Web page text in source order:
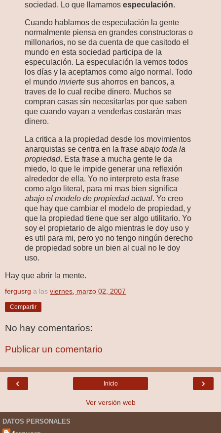
sociedad. Lo que llamamos especulación.
Cuando hablamos de especulación la gente
normalmente piensa en grandes constructoras o
millonarios, no se da cuenta de que casitodo el
mundo en esta sociedad participa de la
especulación. La especulación la vemos todos
los días y la aceptamos como algo normal. Todo
el mundo invierte sus ahorros en bancos, a
traves de lo cual recibe dinero. Muchos se
compran casas sin necesitarlas por que saben
que cuando vayan a venderlas costarán mas
dinero.
La critica a la propiedad desde los movimientos
anarquistas se centra en la frase abajo toda la
propiedad. Esta frase a mucha gente le da
miedo, lo que le impide generar una reflexión
alrededor de ella. Yo no interpreto esta frase
como algo literal, para mi mas bien significa
abajo el modelo de propiedad actual. Yo creo
que hay que cambiar el modelo de propiedad, y
que la propiedad tiene que ser algo utilitario. Yo
soy el propietario de algo mientras le doy uso y
es util para mi, pero yo no tengo ningún derecho
de propiedad sobre un bien al cual no le doy
uso.
Hay que abrir la mente.
fergusrg a las viernes, marzo 02, 2007
Compartir
No hay comentarios:
Publicar un comentario
‹ ›
Inicio
Ver versión web
DATOS PERSONALES